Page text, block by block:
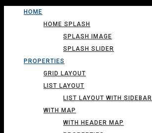
HOME
HOME SPLASH
SPLASH IMAGE
SPLASH SLIDER
PROPERTIES
GRID LAYOUT
LIST LAYOUT
LIST LAYOUT WITH SIDEBAR
WITH MAP
WITH HEADER MAP